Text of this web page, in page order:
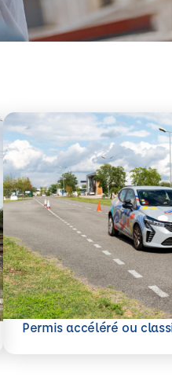
Permis accéléré ou
En savoir plus